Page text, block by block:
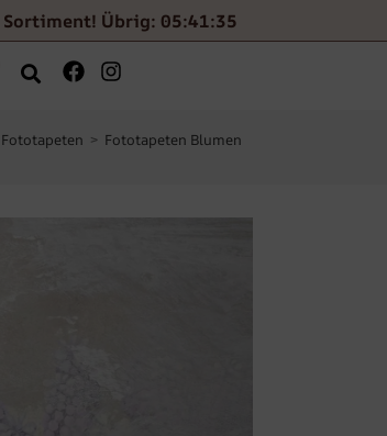
Sortiment! Übrig: 05:41:33
Fototapeten > Fototapeten Blumen